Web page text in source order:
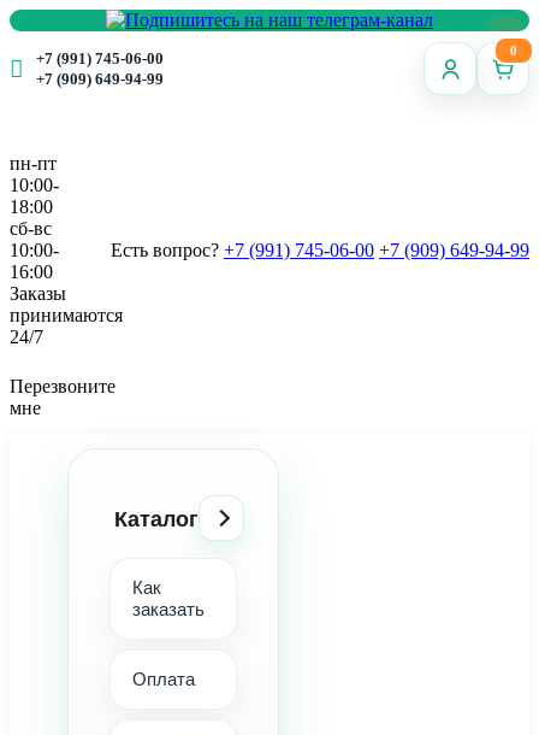
+7 (991) 745-06-00
+7 (909) 649-94-99
0
пн-пт
10:00-
18:00
сб-вс
10:00-
16:00
Заказы
принимаются
24/7
Есть вопрос? +7 (991) 745-06-00 +7 (909) 649-94-99
Перезвоните
мне
Каталог
Как
заказать
Оплата